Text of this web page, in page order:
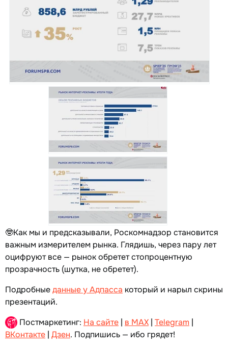
🤓Как мы и предсказывали, Роскомнадзор становится
важным измерителем рынка. Глядишь, через пару лет
оцифруют все — рынок обретет стопроцентную
прозрачность (шутка, не обретет).
Подробныеданные у Адпасса который и нарыл скрины
презентаций.
Постмаркетинг: На сайте | в MAX | Telegram |
ВКонтакте | Дзен. Подпишись — ибо грядет!